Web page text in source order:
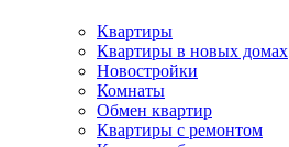
Квартиры
Квартиры в новых домах
Новостройки
Комнаты
Обмен квартир
Квартиры с ремонтом